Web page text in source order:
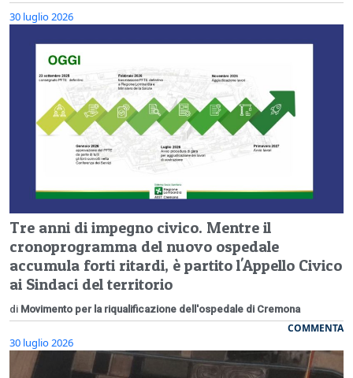
30 luglio 2026
Tre anni di impegno civico. Mentre il
cronoprogramma del nuovo ospedale
accumula forti ritardi, è partito l'Appello Civico
ai Sindaci del territorio
di Movimento per la riqualificazione dell'ospedale di Cremona
COMMENTA
30 luglio 2026